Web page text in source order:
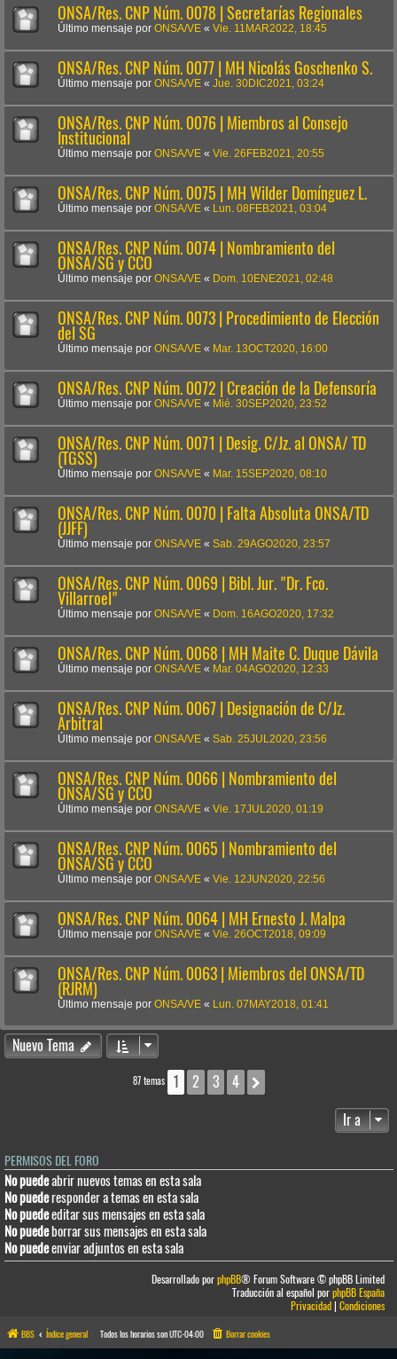
ONSA/Res. CNP Núm. 0078 | Secretarías Regionales
Último mensaje por ONSA/VE « Vie. 11MAR2022, 18:45
ONSA/Res. CNP Núm. 0077 | MH Nicolás Goschenko S.
Último mensaje por ONSA/VE « Jue. 30DIC2021, 03:24
ONSA/Res. CNP Núm. 0076 | Miembros al Consejo
Institucional
Último mensaje por ONSA/VE « Vie. 26FEB2021, 20:55
ONSA/Res. CNP Núm. 0075 | MH Wilder Domínguez L.
Último mensaje por ONSA/VE « Lun. 08FEB2021, 03:04
ONSA/Res. CNP Núm. 0074 | Nombramiento del
ONSA/SG y CCO
Último mensaje por ONSA/VE « Dom. 10ENE2021, 02:48
ONSA/Res. CNP Núm. 0073 | Procedimiento de Elección
del SG
Último mensaje por ONSA/VE « Mar. 13OCT2020, 16:00
ONSA/Res. CNP Núm. 0072 | Creación de la Defensoría
Último mensaje por ONSA/VE « Mié. 30SEP2020, 23:52
ONSA/Res. CNP Núm. 0071 | Desig. C/Jz. al ONSA/ TD
(TGSS)
Último mensaje por ONSA/VE « Mar. 15SEP2020, 08:10
ONSA/Res. CNP Núm. 0070 | Falta Absoluta ONSA/TD
(JJFF)
Último mensaje por ONSA/VE « Sab. 29AGO2020, 23:57
ONSA/Res. CNP Núm. 0069 | Bibl. Jur. "Dr. Fco.
Villarroel"
Último mensaje por ONSA/VE « Dom. 16AGO2020, 17:32
ONSA/Res. CNP Núm. 0068 | MH Maite C. Duque Dávila
Último mensaje por ONSA/VE « Mar. 04AGO2020, 12:33
ONSA/Res. CNP Núm. 0067 | Designación de C/Jz.
Arbitral
Último mensaje por ONSA/VE « Sab. 25JUL2020, 23:56
ONSA/Res. CNP Núm. 0066 | Nombramiento del
ONSA/SG y CCO
Último mensaje por ONSA/VE « Vie. 17JUL2020, 01:19
ONSA/Res. CNP Núm. 0065 | Nombramiento del
ONSA/SG y CCO
Último mensaje por ONSA/VE « Vie. 12JUN2020, 22:56
ONSA/Res. CNP Núm. 0064 | MH Ernesto J. Malpa
Último mensaje por ONSA/VE « Vie. 26OCT2018, 09:09
ONSA/Res. CNP Núm. 0063 | Miembros del ONSA/TD
(RJRM)
Último mensaje por ONSA/VE « Lun. 07MAY2018, 01:41
Nuevo Tema
87 temas 1 2 3 4
Ir a
PERMISOS DEL FORO
No puedeabrir nuevos temas en esta sala
No puederesponder a temas en esta sala
No puedeeditar sus mensajes en esta sala
No puedeborrar sus mensajes en esta sala
No puedeenviar adjuntos en esta sala
Desarrollado porphpBB® Forum Software © phpBB Limited
Traducción al español porphpBB España
Privacidad|Condiciones
BBS Índice general Todos los horarios sonUTC-04:00 Borrar cookies